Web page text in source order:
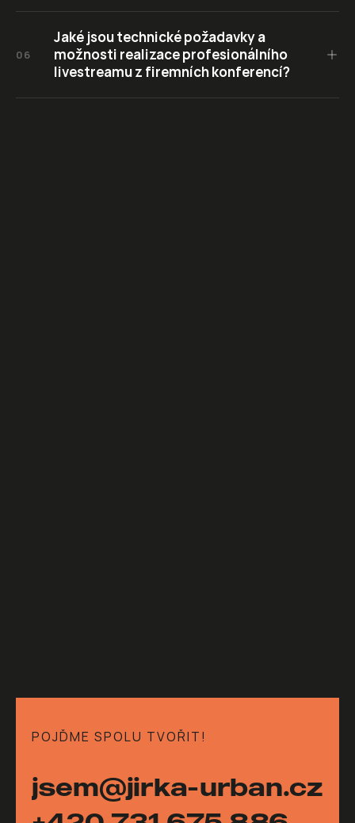
06
Jaké jsou technické požadavky a
možnosti realizace profesionálního
livestreamu z firemních konferencí?
POJĎME SPOLU TVOŘIT!
jsem@jirka-urban.cz